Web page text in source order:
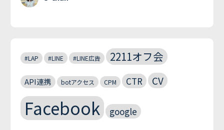
#LAP #LINE #LINE広告 2211オフ会
API連携 botアクセス CPM CTR CV
Facebook google